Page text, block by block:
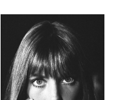
la
produit